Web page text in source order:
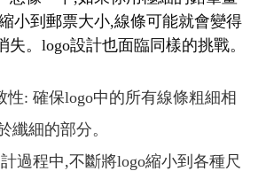
小到郵票大小,線條可能就會變得
失。logo設計也面臨同樣的挑戰。
性: 確保logo中的所有線條粗細相
纖細的部分。
過程中,不斷將logo縮小到各種尺